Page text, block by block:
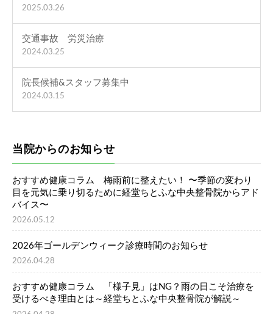
2025.03.26
交通事故 労災治療
2024.03.25
院長候補&スタッフ募集中
2024.03.15
当院からのお知らせ
おすすめ健康コラム 梅雨前に整えたい！ 〜季節の変わり
目を元気に乗り切るために経堂ちとふな中央整骨院からアド
バイス〜
2026.05.12
2026年ゴールデンウィーク診療時間のお知らせ
2026.04.28
おすすめ健康コラム 「様子見」はNG？雨の日こそ治療を
受けるべき理由とは～経堂ちとふな中央整骨院が解説～